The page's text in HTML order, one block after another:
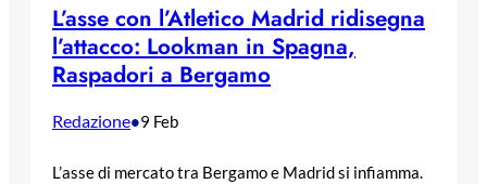
L’asse con l’Atletico Madrid ridisegna
l’attacco: Lookman in Spagna,
Raspadori a Bergamo
Redazione•9 Feb
L’asse di mercato tra Bergamo e Madrid si infiamma.